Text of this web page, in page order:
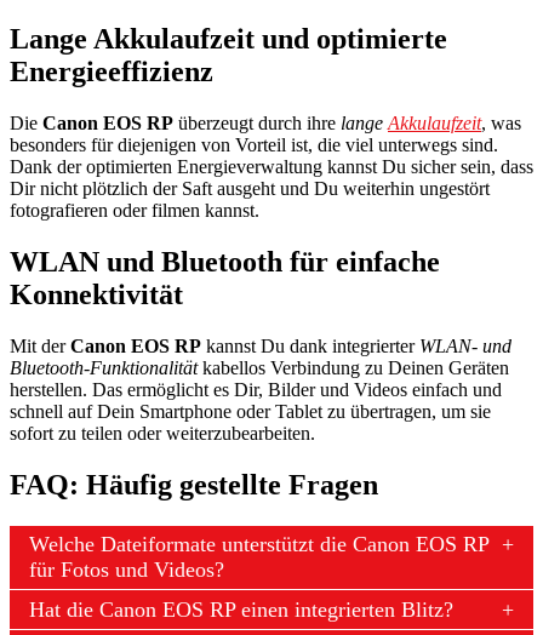
Lange Akkulaufzeit und optimierte
Energieeffizienz
Die Canon EOS RP überzeugt durch ihre lange Akkulaufzeit, was
besonders für diejenigen von Vorteil ist, die viel unterwegs sind.
Dank der optimierten Energieverwaltung kannst Du sicher sein, dass
Dir nicht plötzlich der Saft ausgeht und Du weiterhin ungestört
fotografieren oder filmen kannst.
WLAN und Bluetooth für einfache
Konnektivität
Mit derCanon EOS RP kannst Du dank integrierter WLAN- und
Bluetooth-Funktionalitätkabellos Verbindung zu Deinen Geräten
herstellen. Das ermöglicht es Dir, Bilder und Videos einfach und
schnell auf Dein Smartphone oder Tablet zu übertragen, um sie
sofort zu teilen oder weiterzubearbeiten.
FAQ: Häufig gestellte Fragen
Welche Dateiformate unterstützt die Canon EOS RP
für Fotos und Videos?
Hat die Canon EOS RP einen integrierten Blitz?